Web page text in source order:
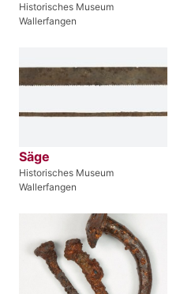
Historisches Museum
Wallerfangen
Säge
Historisches Museum
Wallerfangen